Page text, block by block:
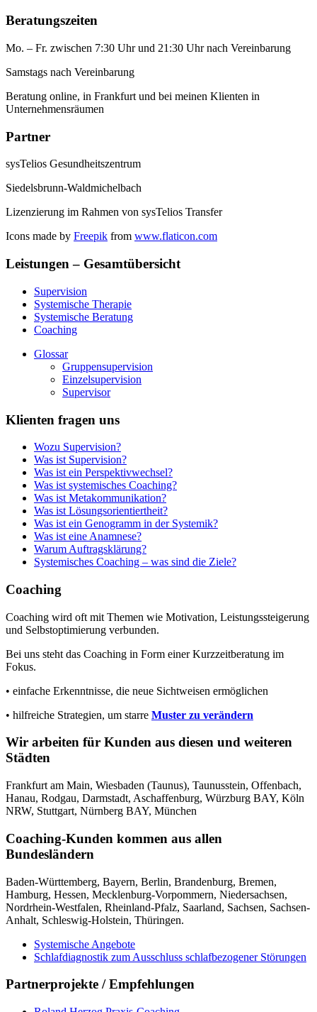
Beratungszeiten
Mo. – Fr. zwischen 7:30 Uhr und 21:30 Uhr nach Vereinbarung
Samstags nach Vereinbarung
Beratung online, in Frankfurt und bei meinen Klienten in
Unternehmensräumen
Partner
sysTelios Gesundheitszentrum
Siedelsbrunn-Waldmichelbach
Lizenzierung im Rahmen von sysTelios Transfer
Icons made by Freepik from www.flaticon.com
Leistungen – Gesamtübersicht
Supervision
Systemische Therapie
Systemische Beratung
Coaching
Glossar
Gruppensupervision
Einzelsupervision
Supervisor
Klienten fragen uns
Wozu Supervision?
Was ist Supervision?
Was ist ein Perspektivwechsel?
Was ist systemisches Coaching?
Was ist Metakommunikation?
Was ist Lösungsorientiertheit?
Was ist ein Genogramm in der Systemik?
Was ist eine Anamnese?
Warum Auftragsklärung?
Systemisches Coaching – was sind die Ziele?
Coaching
Coaching wird oft mit Themen wie Motivation, Leistungssteigerung
und Selbstoptimierung verbunden.
Bei uns steht das Coaching in Form einer Kurzzeitberatung im
Fokus.
• einfache Erkenntnisse, die neue Sichtweisen ermöglichen
• hilfreiche Strategien, um starre Muster zu verändern
Wir arbeiten für Kunden aus diesen und weiteren
Städten
Frankfurt am Main, Wiesbaden (Taunus), Taunusstein, Offenbach,
Hanau, Rodgau, Darmstadt, Aschaffenburg, Würzburg BAY, Köln
NRW, Stuttgart, Nürnberg BAY, München
Coaching-Kunden kommen aus allen
Bundesländern
Baden-Württemberg, Bayern, Berlin, Brandenburg, Bremen,
Hamburg, Hessen, Mecklenburg-Vorpommern, Niedersachsen,
Nordrhein-Westfalen, Rheinland-Pfalz, Saarland, Sachsen, Sachsen-
Anhalt, Schleswig-Holstein, Thüringen.
Systemische Angebote
Schlafdiagnostik zum Ausschluss schlafbezogener Störungen
Partnerprojekte / Empfehlungen